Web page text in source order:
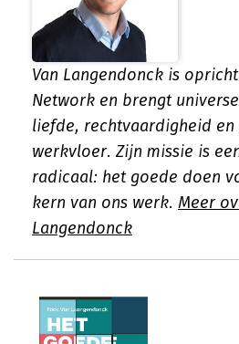
Van Langendonck is
Network en brengt
liefde, rechtvaardigheid
werkvloer. Zijn missie is
radicaal: het goede doen
kern van ons werk. Meer
Langendonck